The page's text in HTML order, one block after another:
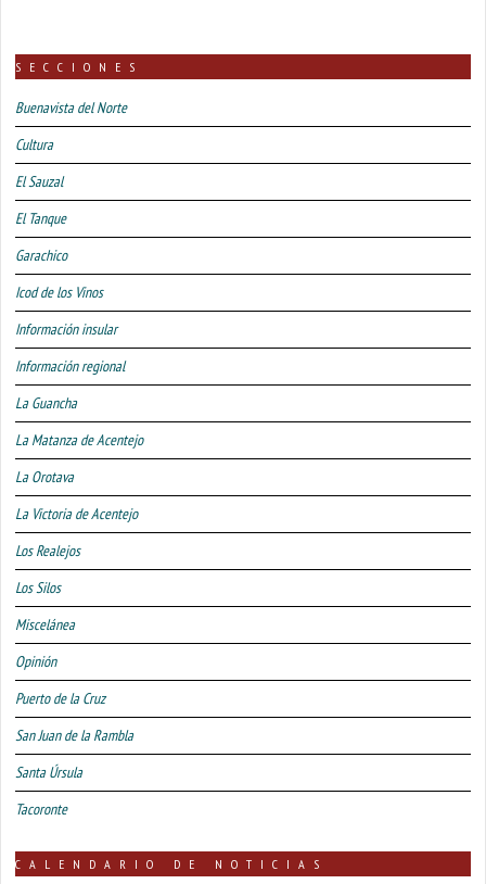
SECCIONES
Buenavista del Norte
Cultura
El Sauzal
El Tanque
Garachico
Icod de los Vinos
Información insular
Información regional
La Guancha
La Matanza de Acentejo
La Orotava
La Victoria de Acentejo
Los Realejos
Los Silos
Miscelánea
Opinión
Puerto de la Cruz
San Juan de la Rambla
Santa Úrsula
Tacoronte
CALENDARIO DE NOTICIAS